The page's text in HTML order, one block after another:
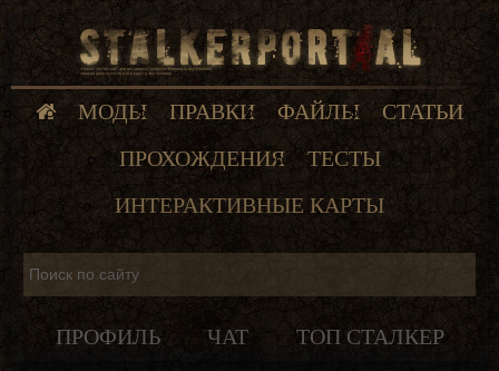
МОДЫ ПРАВКИ ФАЙЛЫ
СТАТЬИ
ПРОХОЖДЕНИЯ
ТЕСТЫ
ИНТЕРАКТИВНЫЕ КАРТЫ
ПРОФИЛЬ ЧАТ ТОП СТАЛКЕР